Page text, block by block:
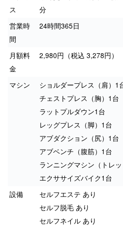
ス
分
営業時
間
24時間365日
月額料
金
2,980円（税込 3,278円）
マシン
ショルダープレス（肩）1
チェストプレス（胸）1台
ラットプルダウン1台
レッグプレス（脚）1台
アブダクション（尻）1台
アブベンチ（腹筋）1台
ランニングマシン（トレ
エクササイズバイク1台
設備
セルフエステ あり
セルフ脱毛 あり
セルフネイル あり